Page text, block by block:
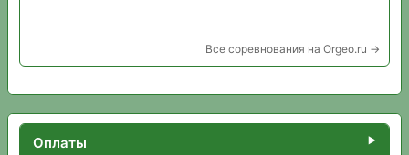
Все соревнования на Orgeo.ru →
Оплаты